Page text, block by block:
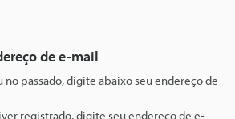
de e-mail
no passado, digite abaixo seu endereço de
registrado, digite seu endereço de e-